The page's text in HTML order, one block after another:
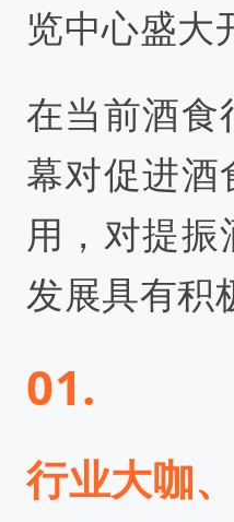
览中心盛大
在当前酒食
幕对促进
用，对提
发展具有积
01.
行业大咖